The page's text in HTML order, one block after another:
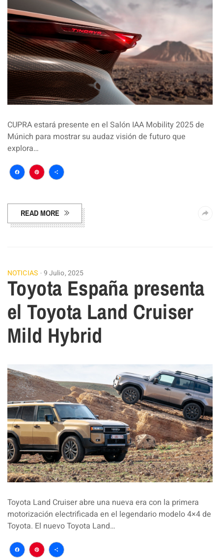
CUPRA estará presente en el Salón IAA Mobility 2025 de
Múnich para mostrar su audaz visión de futuro que
explora…
Facebook
Pinterest
Compartir
READ MORE
NOTICIAS 9 Julio, 2025
Toyota España presenta
el Toyota Land Cruiser
Mild Hybrid
Toyota Land Cruiser abre una nueva era con la primera
motorización electrificada en el legendario modelo 4×4 de
Toyota. El nuevo Toyota Land…